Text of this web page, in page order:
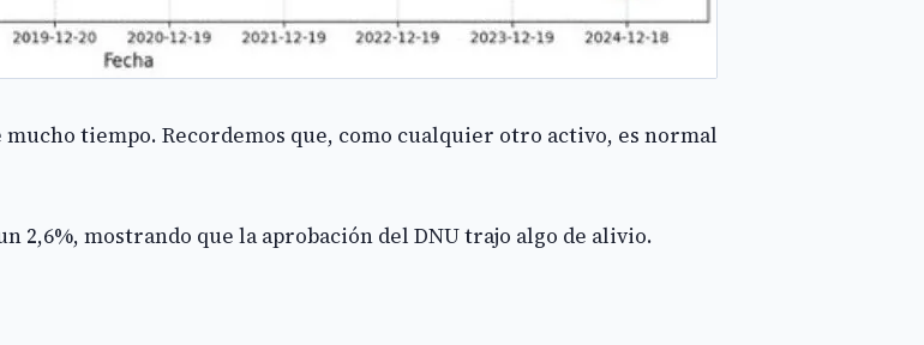
tiempo. Recordemos que, como cualquier otro activo, es normal
2,6%, mostrando que la aprobación del DNU trajo algo de alivio.